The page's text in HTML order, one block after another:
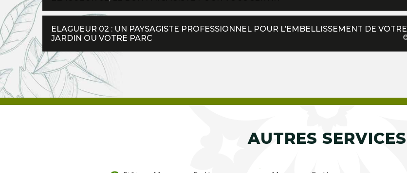
ELAGUEUR 02 : UN PAYSAGISTE PROFESSIONNEL POUR L’EMBELLISSEMENT DE VOTRE
JARDIN OU VOTRE PARC
AUTRES SERVICES